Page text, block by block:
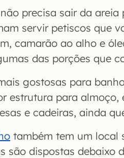
precisa sair da areia
servir petiscos que
camarão ao alho e
das porções que
gostosas para
estrutura para almoço,
e cadeiras, ainda
também tem um local
são dispostas debaixo